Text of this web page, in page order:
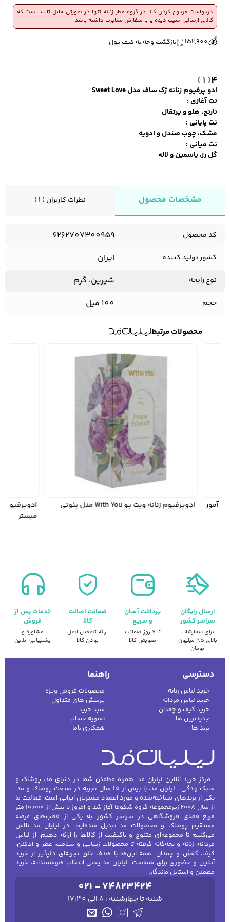
کفش مردانه
لباس زیر و راحتی
لباس زیر مردانه 4
( 1 )
ادو پرفیوم زنانه ژک‌ ساف مدل Sweet Love
نت آغازی :
نارنج، هلو و پرتقال
نت پایانی :
مشک، چوب صندل و ادویه
نت میانی :
گل رز، یاسمین و لاله
عدد
درخواست مرجوع کردن کالا در گروه عطر زنانه تنها در صورتی قابل تایید است که
کالای ارسالی آسیب دیده یا با سفارش مغایرت داشته باشد.🔥 7 فروش در هفته گذشته 👀 742 بازدید در ۲۴ ساعت گذشته
💰
152,900 بازگشت وجه به کیف پول
مشخصات محصول نظرات کاربران ( 1 )
کد محصول 6262707300959
کشور تولید کننده ایران
نوع رایحه شیرین، گرم
حجم 100 میل
محصولات مرتبط
ادوپرفیوم زنانه ویت یو With You مدل پئونی
میستر
ارسال رایگان
سراسر کشور
برای سفارشات
بالای ۲.۵ میلیون
تومان
پرداخت آسان
و سریع
تا ۷ روز ضمانت
تعویض کالا
ضمانت اصالت
کالا
ارائه تضمین اصل
بودن کالا
خدمات پس از
فروش
مشاوره و
پشتیبانی آنلاین
دسترسی
خرید لباس زنانه
خرید لباس مردانه
خرید کیف و چمدان
جدیدترین ها
برند ها
راهنما
محصولات فروش ویژه
پرسش های متداول
سبد خرید
تسویه حساب
همکاری باما
| مرکز خرید آنلاین لیلیان مد؛ همراه مطمئن شما در دنیای مد، پوشاک و
سبک زندگی | لیلیان مد، با بیش از ۱۵ سال تجربه در صنعت پوشاک و مد،
یکی از برندهای شناخته‌شده و مورد اعتماد مشتریان ایرانی است. فعالیت ما
از سال ۲۰۰۸ زیرمجموعه گروه شکوفا آغاز شد و امروز با بیش از ۱۰٬۰۰۰ متر
مربع فضای فروشگاهی در سراسر کشور، به یکی از قطب‌های عرضه
مستقیم پوشاک و محصولات مد تبدیل شده‌ایم. در لیلیان مد تلاش
می‌کنیم تا مجموعه‌ای متنوع و باکیفیت از کالاها را ارائه دهیم؛ از لباس
مردانه، زنانه و بچه‌گانه گرفته تا محصولات زیبایی و سلامت، عطر و ادکلن،
کیف، کفش و چمدان. همه این‌ها با هدف خلق تجربه‌ای دلپذیر از خرید
آنلاین و حضوری برای شماست. لیلیان مد یعنی انتخاب هوشمندانه، خرید
مطمئن و استایل ماندگار.
021 - 74823424
شنبه تا چهارشنبه : 8 الی 17:30